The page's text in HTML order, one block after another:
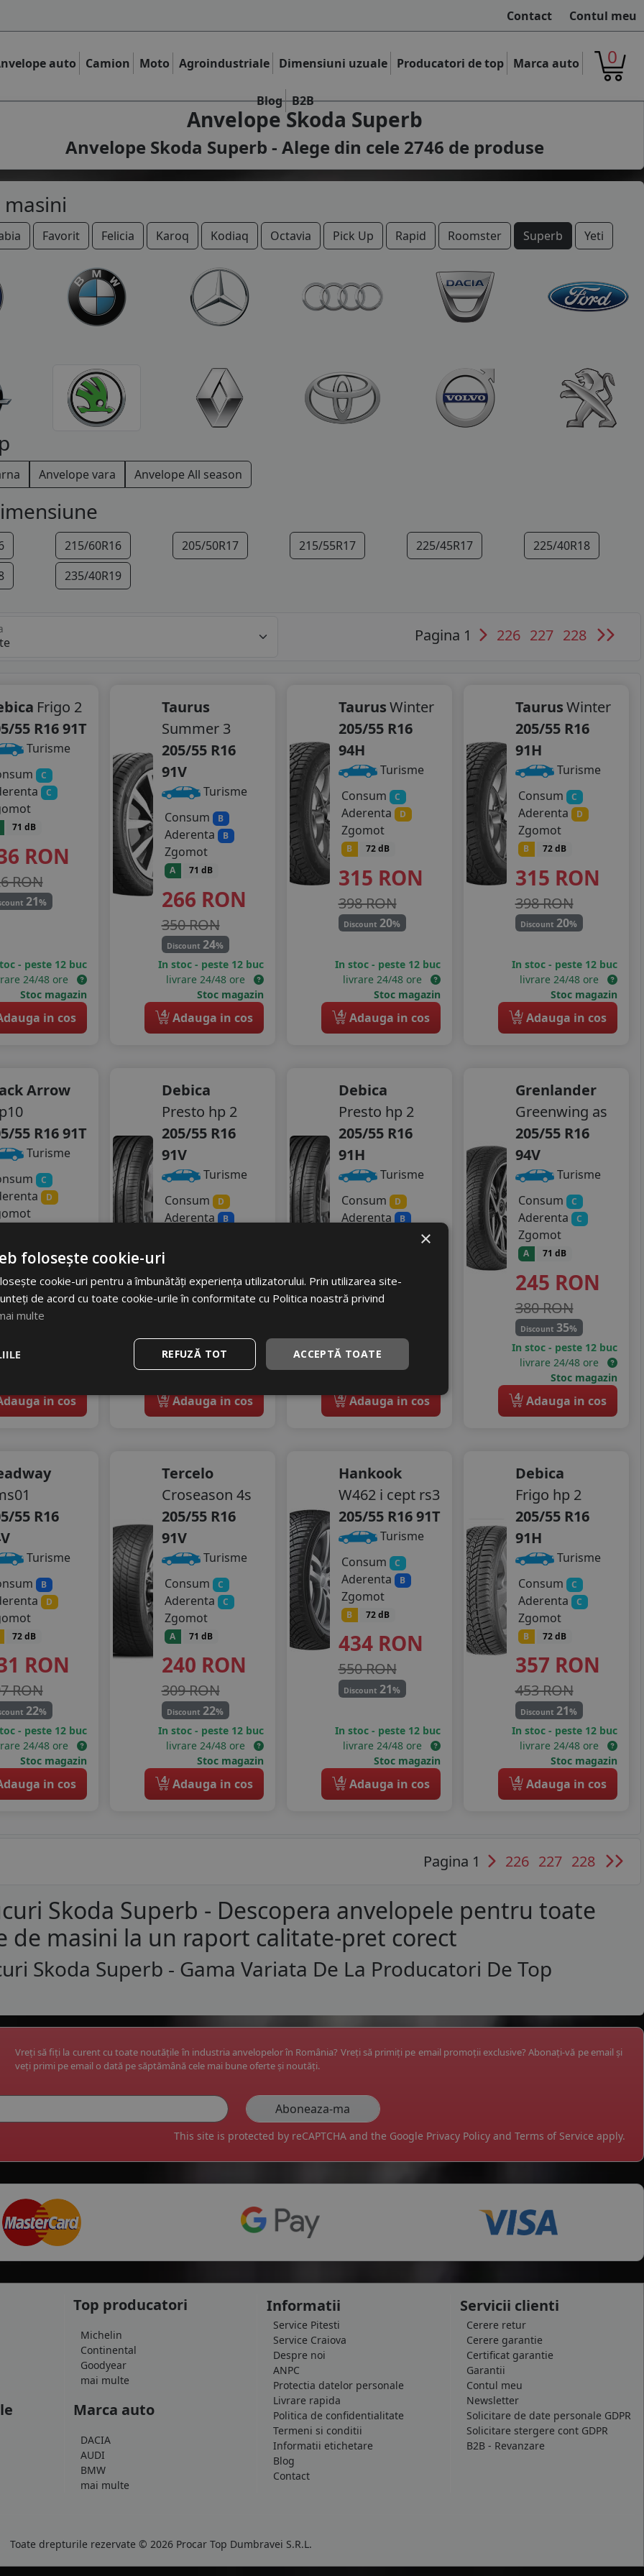
Contact Contul meu
auto Camion Moto Agroindustriale Dimensiuni uzuale Producatori de top Marca auto
Blog B2B
0
Anvelope Skoda Superb
Anvelope Skoda Superb - Alege din cele 2746 de produse
Favorit Felicia Karoq Kodiaq Octavia Pick Up Rapid Roomster Superb Yeti
Anvelope vara Anvelope All season
215/60R16 205/50R17 215/55R17 225/45R17
225/40R18
235/40R19
Pagina 1 226 227 228
Frigo 2
55 R16 91T
Turisme
C
C
71 dB
RON
RON
21%
- peste 12 buc
24/48 ore
Stoc magazin
in cos
Taurus
Summer 3
205/55 R16
91V
Turisme
Consum
B
Aderenta B
Zgomot
A 71 dB
266 RON
350 RON
Discount 24%
In stoc - peste 12 buc
livrare 24/48 ore
Stoc magazin
4 Adauga in cos
TaurusWinter
205/55 R16
94H
Turisme
Consum
C
Aderenta D
Zgomot
B 72 dB
315 RON
398 RON
Discount 20%
In stoc - peste 12 buc
livrare 24/48 ore
Stoc magazin
4 Adauga in cos
TaurusWinter
205/55 R16
91H
Turisme
Consum
C
Aderenta D
Zgomot
B 72 dB
315 RON
398 RON
Discount 20%
In stoc - peste 12 buc
livrare 24/48 ore
Stoc magazin
4 Adauga in cos
Arrow
55 R16 91T
Turisme
C
D
RON
RON
21
24/48 ore
in cos
Debica
Presto hp 2
205/55 R16
91V
Turisme
Consum
D
Aderenta B
280RON
370 RON
In stoc - peste 12 buc
livrare 24/48 ore
4 Adauga in cos
Debica
Presto hp 2
205/55 R16
91H
Turisme
Consum
D
Aderenta B
306RON
403 RON
In stoc - peste 12 buc
livrare 24/48 ore
4 Adauga in cos
Grenlander
Greenwing as
205/55 R16
94V
Turisme
Consum
C
Aderenta C
Zgomot
A 71 dB
245 RON
380 RON
Discount35%
In stoc - peste 12 buc
livrare 24/48 ore
Stoc magazin
4 Adauga in cos
55 R16
Turisme
B
D
72 dB
RON
RON
22%
- peste 12 buc
24/48 ore
Stoc magazin
in cos
Tercelo
Croseason 4s
205/55 R16
91V
Turisme
Consum
C
Aderenta C
Zgomot
A 71 dB
240 RON
309 RON
Discount 22%
In stoc - peste 12 buc
livrare 24/48 ore
Stoc magazin
4 Adauga in cos
Hankook
W462 i cept rs3
205/55 R16 91T
Turisme
Consum
C
Aderenta B
Zgomot
B 72 dB
434 RON
550 RON
Discount 21%
In stoc - peste 12 buc
livrare 24/48 ore
Stoc magazin
4 Adauga in cos
Debica
Frigo hp 2
205/55 R16
91H
Turisme
Consum
C
Aderenta C
Zgomot
B 72 dB
357 RON
453 RON
Discount 21%
In stoc - peste 12 buc
livrare 24/48 ore
Stoc magazin
4 Adauga in cos
Pagina 1 226 227 228
Skoda Superb - Descopera anvelopele pentru toate
de masini la un raport calitate-pret corect
Skoda Superb - Gama Variata De La Producatori De Top
Vreți să fiți la curent cu toate noutățile în industria anvelopelor în România? Vreți să primiți pe email promoții exclusive? Abonați-vă pe email și
veți primi pe email o dată pe săptămână cele mai bune oferte și noutăți.
This site is protected by reCAPTCHA and the Google Privacy Policy and Terms of Service apply.
Top producatori
Michelin
Continental
Goodyear
mai multe
Marca auto
DACIA
AUDI
BMW
mai multe
Informatii
Service Pitesti
Service Craiova
Despre noi
ANPC
Protectia datelor personale
Livrare rapida
Politica de confidentialitate
Termeni si conditii
Informatii etichetare
Blog
Contact
Servicii clienti
Cerere retur
Cerere garantie
Certificat garantie
Garantii
Contul meu
Newsletter
Solicitare de date personale GDPR
Solicitare stergere cont GDPR
B2B - Revanzare
Toate drepturile rezervate © 2026 Procar Top Dumbravei S.R.L.
×
folosește cookie-uri
cookie-uri pentru a îmbunătăți experiența utilizatorului. Prin utilizarea site-
de acord cu toate cookie-urile în conformitate cu Politica noastră privind
multe
ACCEPTĂ TOATE
REFUZĂ TOT